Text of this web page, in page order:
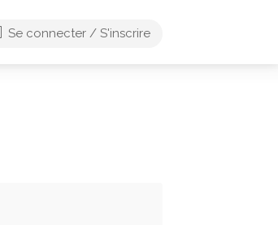
Se connecter / S'inscrire